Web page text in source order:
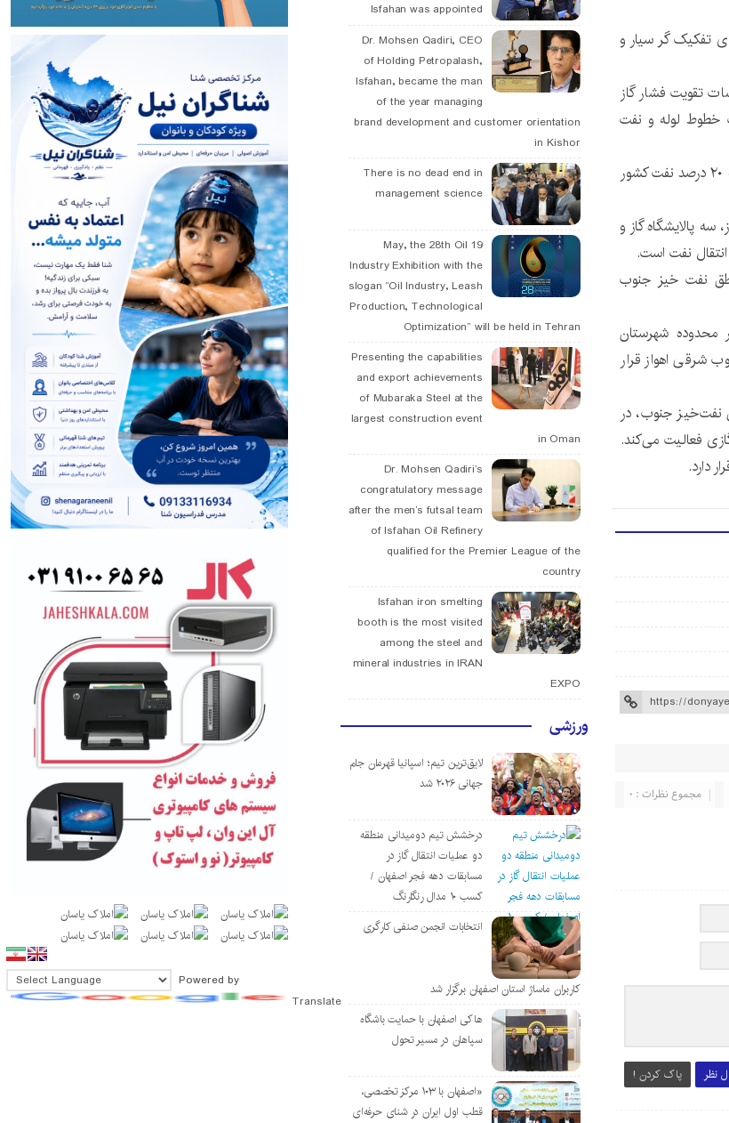
تفکیک گر سیار و
تقویت فشار گاز
خطوط لوله و نفت
نفت و گاز گچساران یکی از پنج شرکت بهره بردار بزرگ در کشور است که ۲۰ درصد نفت کشور
فشار گاز، سه پالایشگاه گاز و
نفت خیز جنوب
محدوده شهرستان
۲۲۰ کیلومتری از جنوب شرقی اهواز قرار
نفت‌خیز جنوب، در
فعالیت می‌کند.
مجموع نظرات : 0
نظر پاک کردن !
Isfahan was appointed
Dr. Mohsen Qadiri, CEO
of Holding Petropalash,
Isfahan, became the man
of the year managing
brand development and customer orientation
in Kishor
There is no dead end in
management science
19 May, the 28th Oil
Industry Exhibition with the
slogan “Oil Industry, Leash
Production, Technological
Optimization” will be held in Tehran
Presenting the capabilities
and export achievements
of Mubaraka Steel at the
largest construction event
in Oman
Dr. Mohsen Qadiri’s
congratulatory message
after the men’s futsal team
of Isfahan Oil Refinery
qualified for the Premier League of the
country
Isfahan iron smelting
booth is the most visited
among the steel and
mineral industries in IRAN
EXPO
ورزشی
لایق‌ترین تیم؛ اسپانیا قهرمان جام
جهانی ۲۰۲۶ شد
درخشش تیم دومیدانی منطقه
دو عملیات انتقال گاز در
مسابقات دهه فجر اصفهان /
کسب ۱۰ مدال رنگارنگ
انتخابات انجمن صنفی کارگری
کاربران ماساژ استان اصفهان برگزار شد
هاکی اصفهان با حمایت باشگاه
سپاهان در مسیر تحول
«اصفهان با ۱۰۳ مرکز تخصصی،
قطب اول ایران در شنای حرفه‌ای
Powered by
Translate